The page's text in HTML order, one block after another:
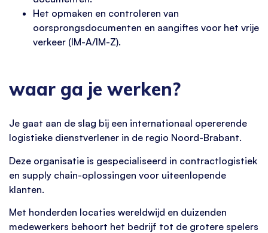
Het opmaken en controleren van
oorsprongsdocumenten en aangiftes voor het vrije
verkeer (IM-A/IM-Z).
waar ga je werken?
Je gaat aan de slag bij een internationaal opererende
logistieke dienstverlener in de regio Noord-Brabant.
Deze organisatie is gespecialiseerd in contractlogistiek
en supply chain-oplossingen voor uiteenlopende
klanten.
Met honderden locaties wereldwijd en duizenden
medewerkers behoort het bedrijf tot de grotere spelers